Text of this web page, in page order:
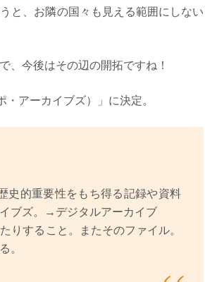
と、お隣の国々も見える範囲にしない
、今後はその辺の開拓ですね！
・アーカイブズ）」に決定。
史的重要性をもち得る記録や資料
ブズ。→デジタルアーカイブ
すること。またそのファイル。
。